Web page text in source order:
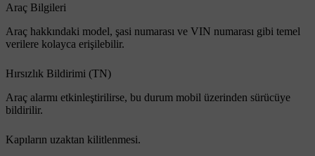
Araç Bilgileri
Araç hakkındaki model, şasi numarası ve VIN numarası gibi temel
verilere kolayca erişilebilir.
Hırsızlık Bildirimi (TN)
Araç alarmı etkinleştirilirse, bu durum mobil üzerinden sürücüye
bildirilir.
Kapıların uzaktan kilitlenmesi.